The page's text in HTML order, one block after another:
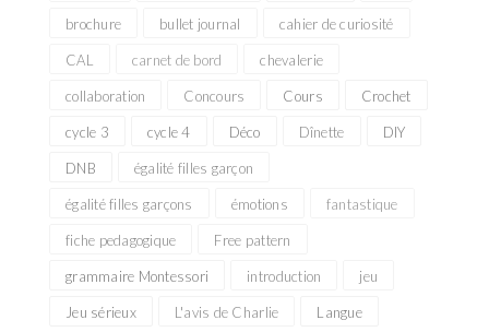
brochure bullet journal cahier de curiosité
CAL carnet de bord chevalerie
collaboration Concours Cours Crochet
cycle 3 cycle 4 Déco Dînette DIY
DNB égalité filles garçon
égalité filles garçons émotions fantastique
fiche pedagogique Free pattern
grammaire Montessori introduction jeu
Jeu sérieux L'avis de Charlie Langue